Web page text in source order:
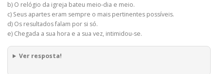
b) O relógio da igreja bateu meio-dia e meio.
c) Seus apartes eram sempre o mais pertinentes possíveis.
d) Os resultados falam por si só.
e) Chegada a sua hora e a sua vez, intimidou-se.
Ver resposta!